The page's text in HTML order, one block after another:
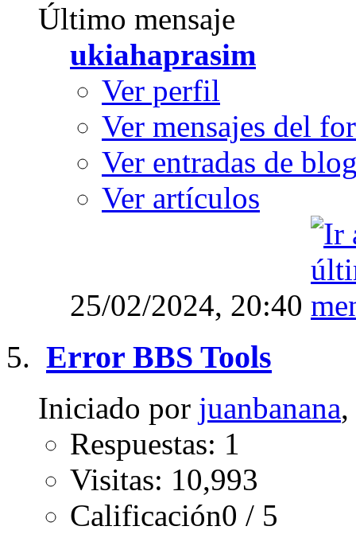
Último mensaje
ukiahaprasim
Ver perfil
Ver mensajes del
Ver entradas de
Ver artículos
25/02/2024, 20:40
Error BBS Tools
Iniciado por juanbanana
Respuestas: 1
Visitas: 10,993
Calificación0 / 5